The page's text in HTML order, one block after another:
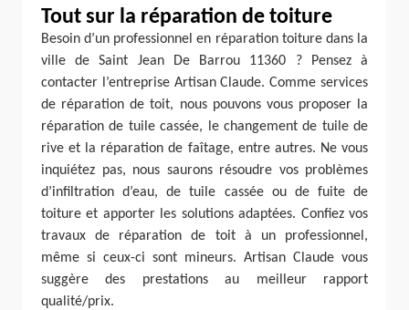
Tout sur la réparation de toiture
Besoin d’un professionnel en réparation toiture dans la
ville de Saint Jean De Barrou 11360 ? Pensez à
contacter l’entreprise Artisan Claude. Comme services
de réparation de toit, nous pouvons vous proposer la
réparation de tuile cassée, le changement de tuile de
rive et la réparation de faîtage, entre autres. Ne vous
inquiétez pas, nous saurons résoudre vos problèmes
d’infiltration d’eau, de tuile cassée ou de fuite de
toiture et apporter les solutions adaptées. Confiez vos
travaux de réparation de toit à un professionnel,
même si ceux-ci sont mineurs. Artisan Claude vous
suggère des prestations au meilleur rapport
qualité/prix.